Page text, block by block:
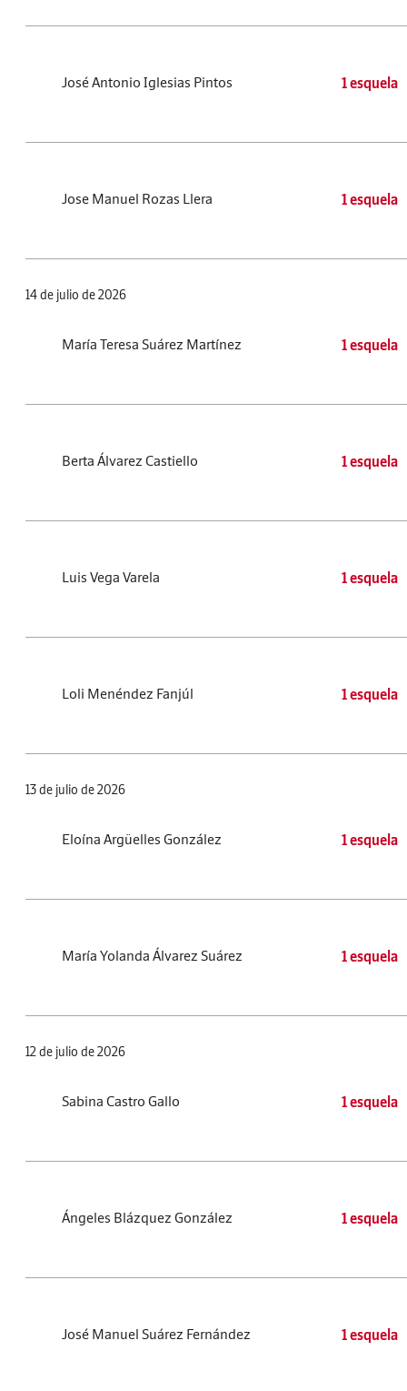
José Antonio Iglesias Pintos 1 esquela
Jose Manuel Rozas Llera 1 esquela
14 de julio de 2026
María Teresa Suárez Martínez 1 esquela
Berta Álvarez Castiello 1 esquela
Luis Vega Varela 1 esquela
Loli Menéndez Fanjúl 1 esquela
13 de julio de 2026
Eloína Argüelles González 1 esquela
María Yolanda Álvarez Suárez 1 esquela
12 de julio de 2026
Sabina Castro Gallo 1 esquela
Ángeles Blázquez González 1 esquela
José Manuel Suárez Fernández 1 esquela